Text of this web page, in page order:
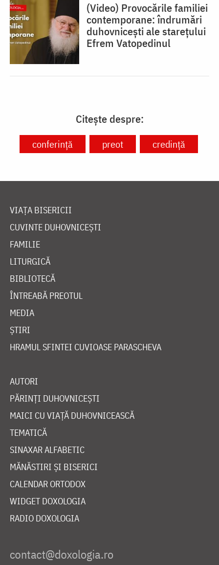
(Video) Provocările familiei
contemporane: îndrumări
duhovnicești ale starețului
Efrem Vatopedinul
Citește despre:
conferință preot credință
VIAȚA BISERICII
CUVINTE DUHOVNICEȘTI
FAMILIE
LITURGICĂ
BIBLIOTECĂ
ÎNTREABĂ PREOTUL
MEDIA
ȘTIRI
HRAMUL SFINTEI CUVIOASE PARASCHEVA
AUTORI
PĂRINȚI DUHOVNICEȘTI
MAICI CU VIAȚĂ DUHOVNICEASCĂ
TEMATICĂ
SINAXAR ALFABETIC
MĂNĂSTIRI ȘI BISERICI
CALENDAR ORTODOX
WIDGET DOXOLOGIA
RADIO DOXOLOGIA